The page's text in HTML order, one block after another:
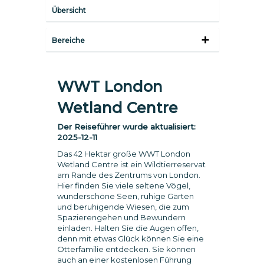
Übersicht
Bereiche
WWT London
Wetland Centre
Der Reiseführer wurde aktualisiert:
2025-12-11
Das 42 Hektar große WWT London
Wetland Centre ist ein Wildtierreservat
am Rande des Zentrums von London.
Hier finden Sie viele seltene Vögel,
wunderschöne Seen, ruhige Gärten
und beruhigende Wiesen, die zum
Spazierengehen und Bewundern
einladen. Halten Sie die Augen offen,
denn mit etwas Glück können Sie eine
Otterfamilie entdecken. Sie können
auch an einer kostenlosen Führung